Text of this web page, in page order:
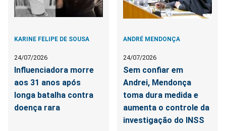
KARINE FELIPE DE SOUSA
24/07/2026
Influenciadora morre
aos 31 anos após
longa batalha contra
doença rara
ANDRÉ MENDONÇA
24/07/2026
Sem confiar em
Andrei, Mendonça
toma dura medida e
aumenta o controle da
investigação do INSS